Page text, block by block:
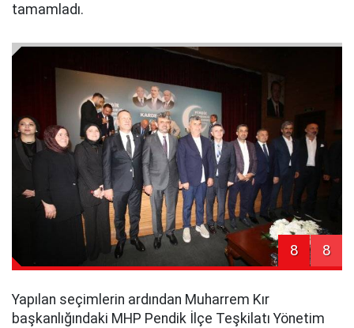
tamamladı.
8 8
Yapılan seçimlerin ardından Muharrem Kır
başkanlığındaki MHP Pendik İlçe Teşkilatı Yönetim